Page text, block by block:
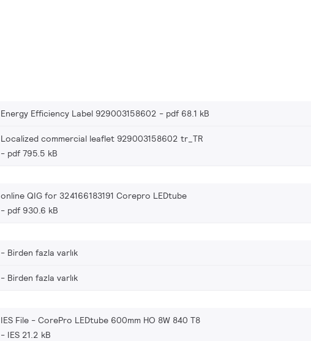
Energy Efficiency Label 929003158602 pdf 68.1 kB
Localized commercial leaflet 929003158602 tr_TR
pdf 795.5 kB
online QIG for 324166183191 Corepro LEDtube
pdf 930.6 kB
Birden fazla varlık
Birden fazla varlık
IES File - CorePro LEDtube 600mm HO 8W 840 T8
IES 21.2 kB